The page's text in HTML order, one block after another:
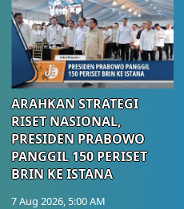
ARAHKAN STRATEGI
RISET NASIONAL,
PRESIDEN PRABOWO
PANGGIL 150 PERISET
BRIN KE ISTANA
7 Aug 2026, 5:00 AM